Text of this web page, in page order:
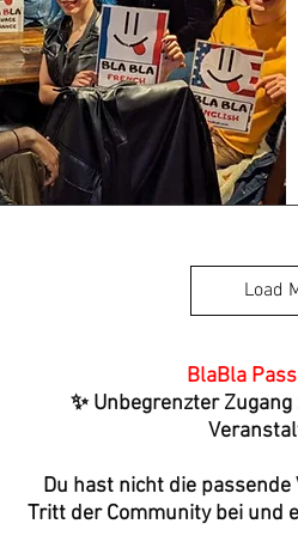
Load
BlaBla
✨ Unbegrenzter
Du hast nicht die
Tritt der Community bei und